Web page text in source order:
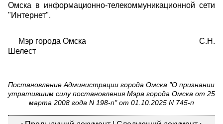
Омска в информационно-телекоммуникационной сети
"Интернет".
Мэр города Омска С.Н.
Шелест
Постановление Администрации города Омска "О признании
утратившим силу постановления Мэра города Омска от 25
марта 2008 года N 198-п" от 01.10.2025 N 745-п